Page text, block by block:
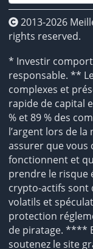
2013-2026
rights reserved.
* Investir
responsable. **
complexes et
rapide de capital
% et 89 % des
l’argent lors de la
assurer que vous
fonctionnent et
prendre le risque
crypto-actifs sont
volatils et
protection
de piratage. ****
soutenez le site